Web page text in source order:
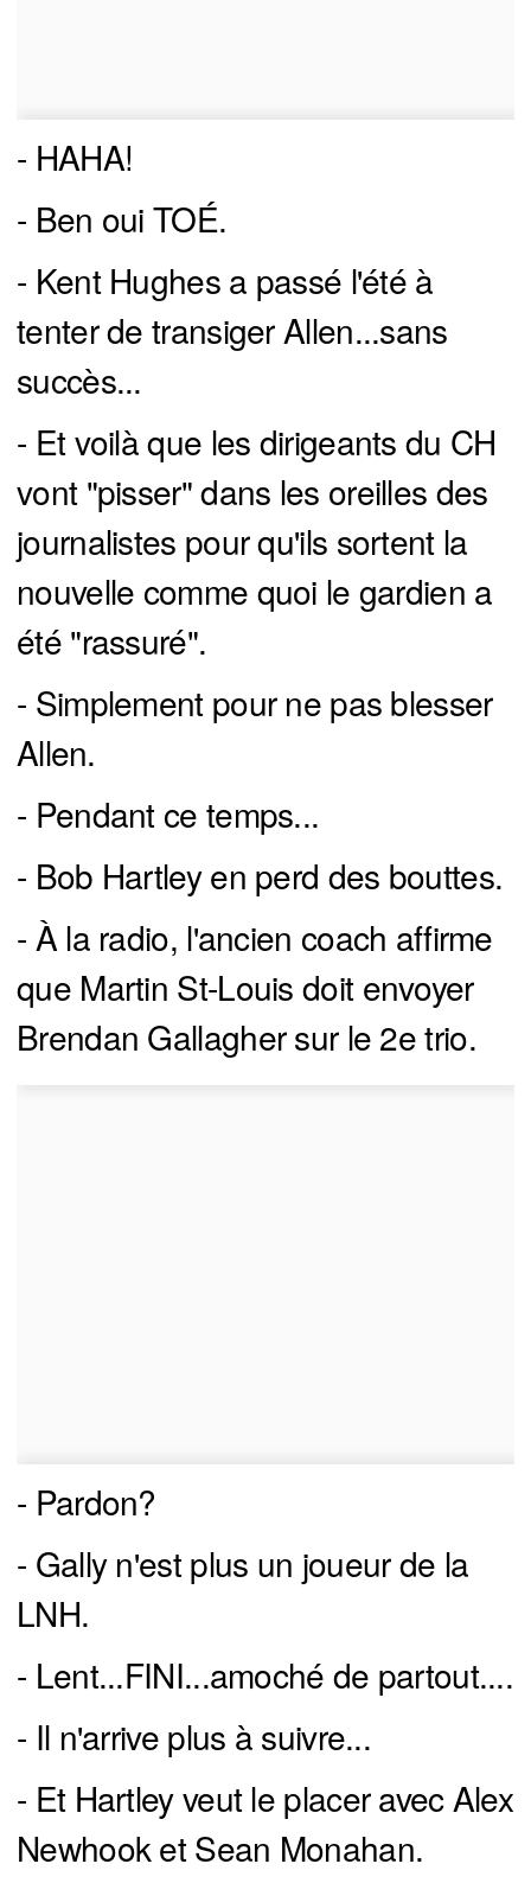
- HAHA!
- Ben oui TOÉ.
- Kent Hughes a passé l'été à
tenter de transiger Allen...sans
succès...
- Et voilà que les dirigeants du CH
vont "pisser" dans les oreilles des
journalistes pour qu'ils sortent la
nouvelle comme quoi le gardien a
été "rassuré".
- Simplement pour ne pas blesser
Allen.
- Pendant ce temps...
- Bob Hartley en perd des bouttes.
- À la radio, l'ancien coach affirme
que Martin St-Louis doit envoyer
Brendan Gallagher sur le 2e trio.
- Pardon?
- Gally n'est plus un joueur de la
LNH.
- Lent...FINI...amoché de partout....
- Il n'arrive plus à suivre...
- Et Hartley veut le placer avec Alex
Newhook et Sean Monahan.